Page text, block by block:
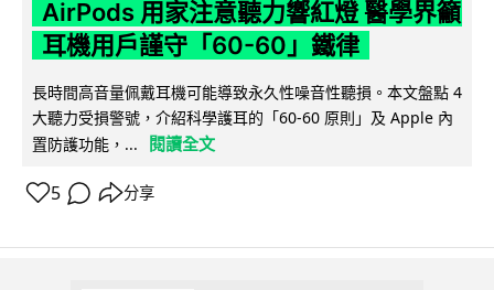
AirPods 用家注意聽力響紅燈 醫學界籲
耳機用戶謹守「60-60」鐵律
長時間高音量佩戴耳機可能導致永久性噪音性聽損。本文盤點 4
大聽力受損警號，介紹科學護耳的「60-60 原則」及 Apple 內
置防護功能，...
閱讀全文
5 分享